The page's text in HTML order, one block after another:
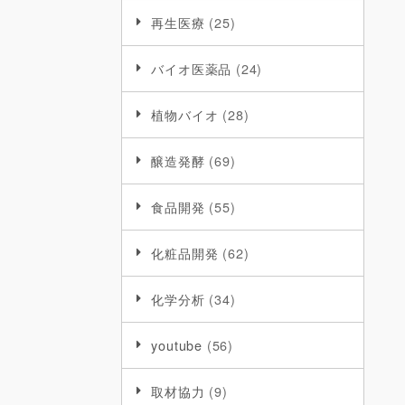
再生医療 (25)
バイオ医薬品 (24)
植物バイオ (28)
醸造発酵 (69)
食品開発 (55)
化粧品開発 (62)
化学分析 (34)
youtube (56)
取材協力 (9)